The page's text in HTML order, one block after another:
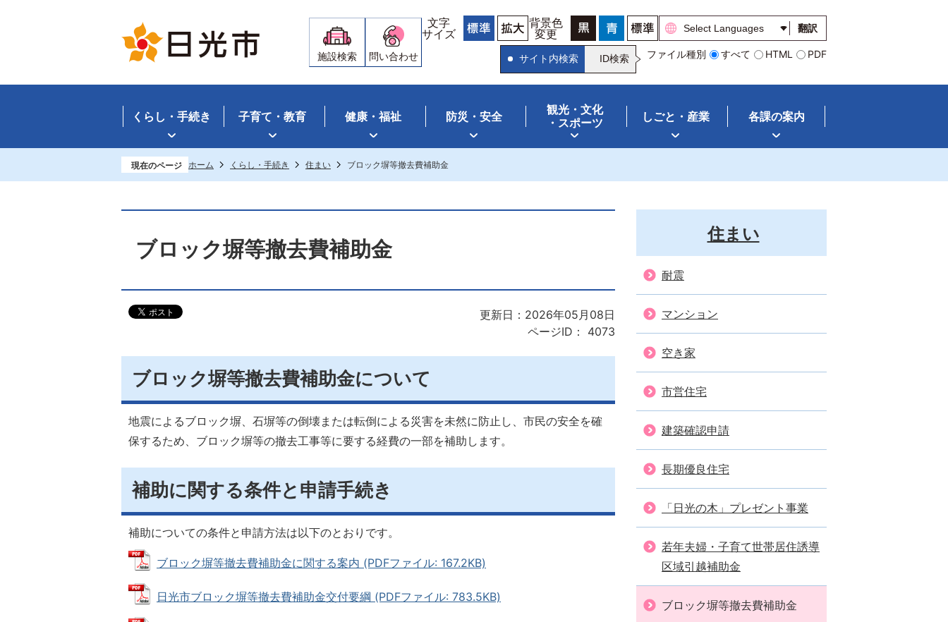
施設検索 問い合わせ
文字
サイズ
背景色
変更
翻訳
サイト内検索 ID検索 ファイル種別 すべて HTML PDF
くらし・手続き 子育て・教育 健康・福祉 防災・安全
観光・文化
・スポーツ
しごと・産業 各課の案内
現在のページ ホーム くらし・手続き 住まい ブロック塀等撤去費補助金
ブロック塀等撤去費補助金
更新日：2026年05月08日
ページID：
4073
ブロック塀等撤去費補助金について
地震によるブロック塀、石塀等の倒壊または転倒による災害を未然に防止し、市民の安全を確
保するため、ブロック塀等の撤去工事等に要する経費の一部を補助します。
補助に関する条件と申請手続き
補助についての条件と申請方法は以下のとおりです。
ブロック塀等撤去費補助金に関する案内 (PDFファイル: 167.2KB)
日光市ブロック塀等撤去費補助金交付要綱 (PDFファイル: 783.5KB)
住まい
耐震
マンション
空き家
市営住宅
建築確認申請
長期優良住宅
「日光の木」プレゼント事業
若年夫婦・子育て世帯居住誘導
区域引越補助金
ブロック塀等撤去費補助金